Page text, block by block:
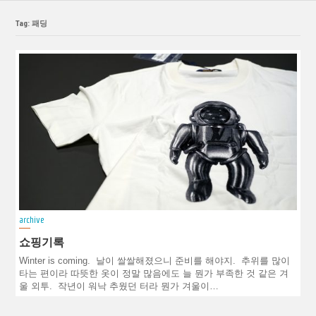
Tag: 패딩
archive
쇼핑기록
Winter is coming. 날이 쌀쌀해졌으니 준비를 해야지. 추위를 많이
타는 편이라 따뜻한 옷이 정말 많음에도 늘 뭔가 부족한 것 같은 겨
울 외투. 작년이 워낙 추웠던 터라 뭔가 겨울이…